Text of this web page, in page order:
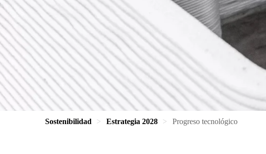
Sostenibilidad Estrategia 2028 Progreso tecnológico